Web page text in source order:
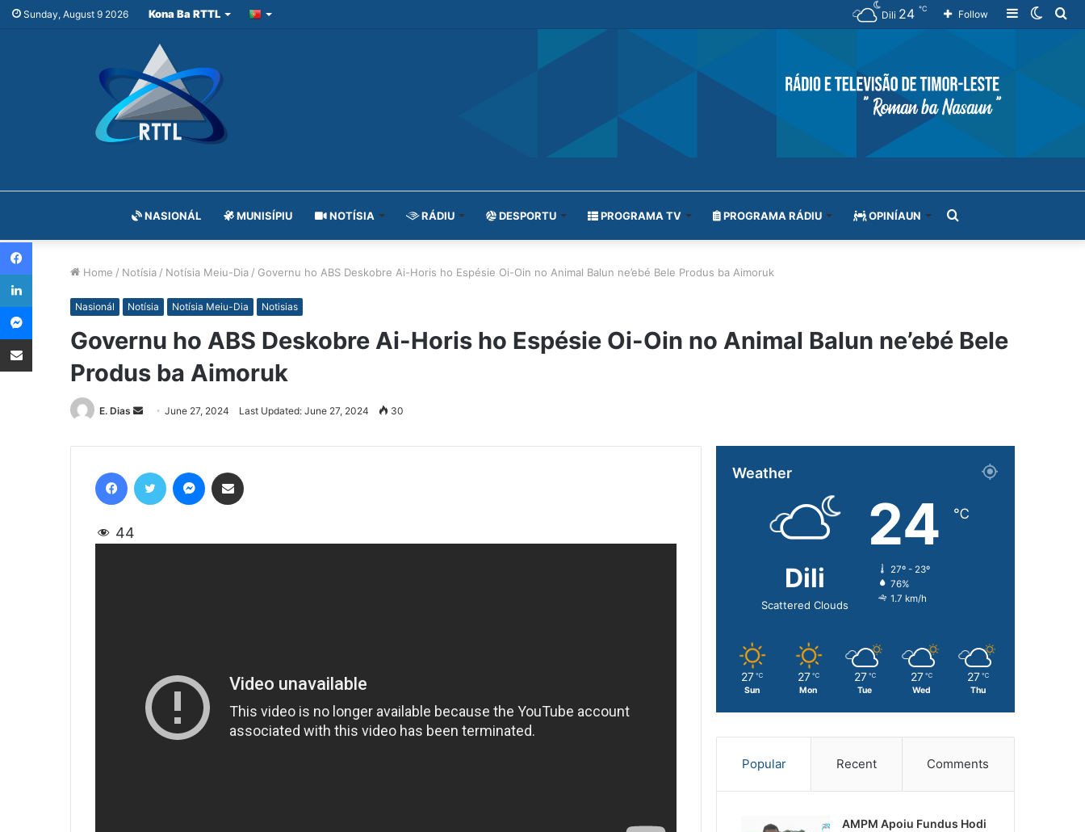
Sunday, August 9 2026 Kona Ba RTTL
Switch
Sidebar
Follow
Dili 24 ℃
NASIONÁL MUNISÍPIU NOTÍSIA RÁDIU DESPORTU PROGRAMA TV PROGRAMA RÁDIU OPINÍAUN
Home / Notísia / Notísia Meiu-Dia / Governu ho ABS Deskobre Ai-Horis ho Espésie Oi-Oin no Animal Balun ne’ebé Bele Produs ba Aimoruk
Nasionál Notísia Notísia Meiu-Dia Notisias
Governu ho ABS Deskobre Ai-Horis ho Espésie Oi-Oin no Animal Balun ne’ebé Bele
Produs ba Aimoruk
E. Dias
Send
email
June 27, 2024 Last Updated: June 27, 2024 30
44
Weather
Dili
Scattered Clouds
24 ℃
27º - 23º
76%
1.7 km/h
27 ℃
Sun
27 ℃
Mon
27 ℃
Tue
27 ℃
Wed
27 ℃
Thu
Popular Recent Comments
AMPM Apoiu Fundus Hodi
Facebook
LinkedIn
Messenger